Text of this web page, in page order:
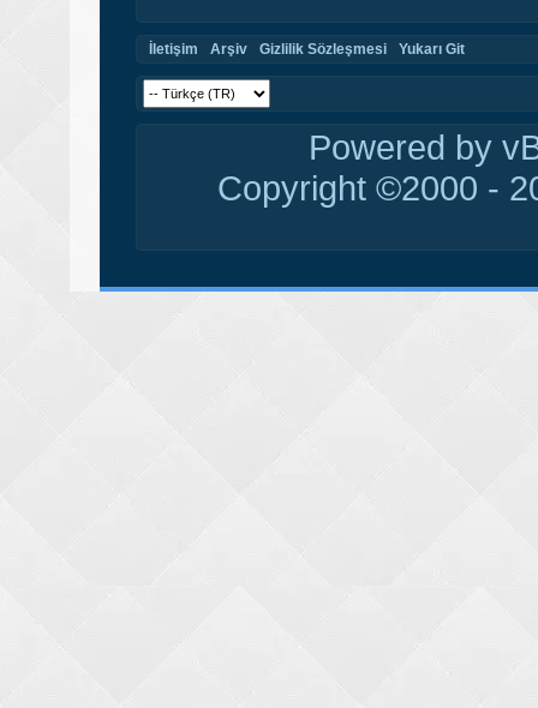
İletişim Arşiv Gizlilik Sözleşmesi Yukarı Git
Powered by
Copyright ©2000 -